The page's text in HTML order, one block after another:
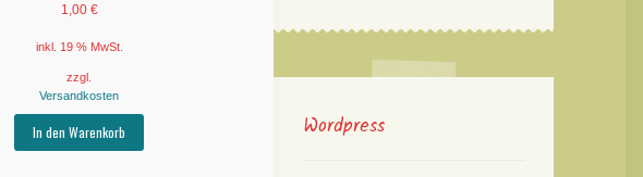
1,00 €
inkl. 19 % MwSt.
zzgl.
Versandkosten
In den Warenkorb Wordpress